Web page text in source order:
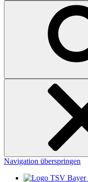
Navigation überspringen